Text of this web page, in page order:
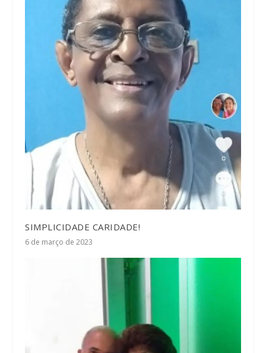
SIMPLICIDADE CARIDADE!
6 de março de 2023